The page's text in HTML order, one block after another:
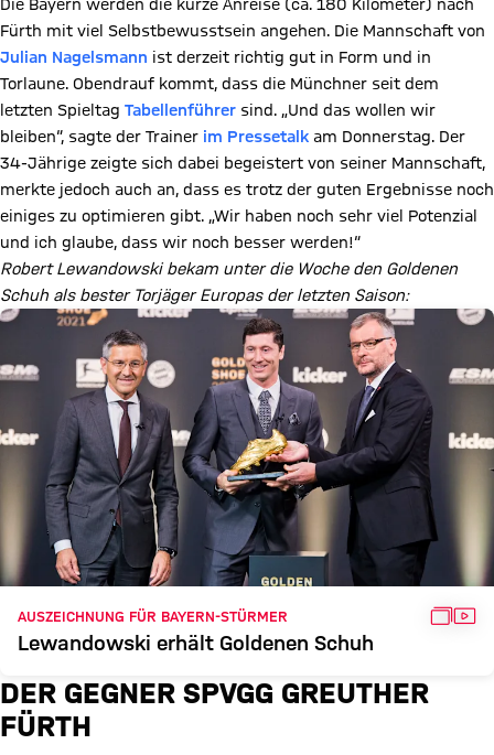
Die Bayern werden die kurze Anreise (ca. 180 Kilometer) nach
Fürth mit viel Selbstbewusstsein angehen. Die Mannschaft von
Julian Nagelsmann ist derzeit richtig gut in Form und in
Torlaune. Obendrauf kommt, dass die Münchner seit dem
letzten Spieltag Tabellenführer sind. „Und das wollen wir
bleiben“, sagte der Trainer im Pressetalk am Donnerstag. Der
34-Jährige zeigte sich dabei begeistert von seiner Mannschaft,
merkte jedoch auch an, dass es trotz der guten Ergebnisse noch
einiges zu optimieren gibt. „Wir haben noch sehr viel Potenzial
und ich glaube, dass wir noch besser werden!“
Robert Lewandowski bekam unter die Woche den Goldenen
Schuh als bester Torjäger Europas der letzten Saison:
AUSZEICHNUNG FÜR BAYERN-STÜRMER
Lewandowski erhält Goldenen Schuh
DER GEGNER SPVGG GREUTHER
FÜRTH